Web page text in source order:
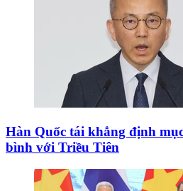
Hàn Quốc tái khẳng định
bình với Triều Tiên